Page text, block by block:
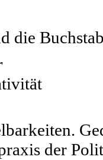
die
der